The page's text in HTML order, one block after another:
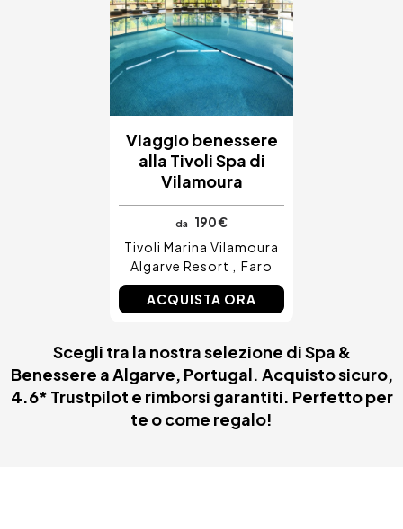
Viaggio benessere
alla Tivoli Spa di
Vilamoura
da
190 €
Tivoli Marina Vilamoura
Algarve Resort
Faro
ACQUISTA ORA
Scegli tra la nostra selezione di Spa &
Benessere a Algarve, Portugal. Acquisto sicuro,
4.6* Trustpilot e rimborsi garantiti. Perfetto per
te o come regalo!